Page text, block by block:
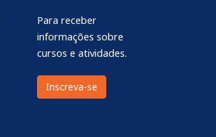
Para receber
informações sobre
cursos e atividades.
Inscreva-se